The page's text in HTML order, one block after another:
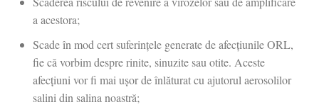
a acestora;
Scade în mod cert suferințele generate de afecțiunile ORL,
fie că vorbim despre rinite, sinuzite sau otite. Aceste
afecțiuni vor fi mai ușor de înlăturat cu ajutorul aerosolilor
salini din salina noastră;